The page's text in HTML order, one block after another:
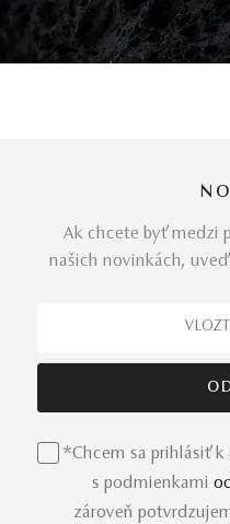
Ak chcete byť medzi
našich novinkách,
*Chcem sa prihlásiť k
s podmienkami
zároveň